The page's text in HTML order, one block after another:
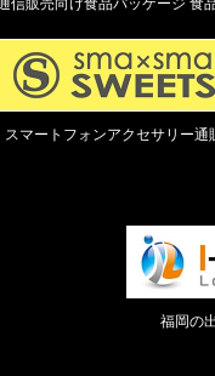
スマートフォンアクセサリー通
福岡の